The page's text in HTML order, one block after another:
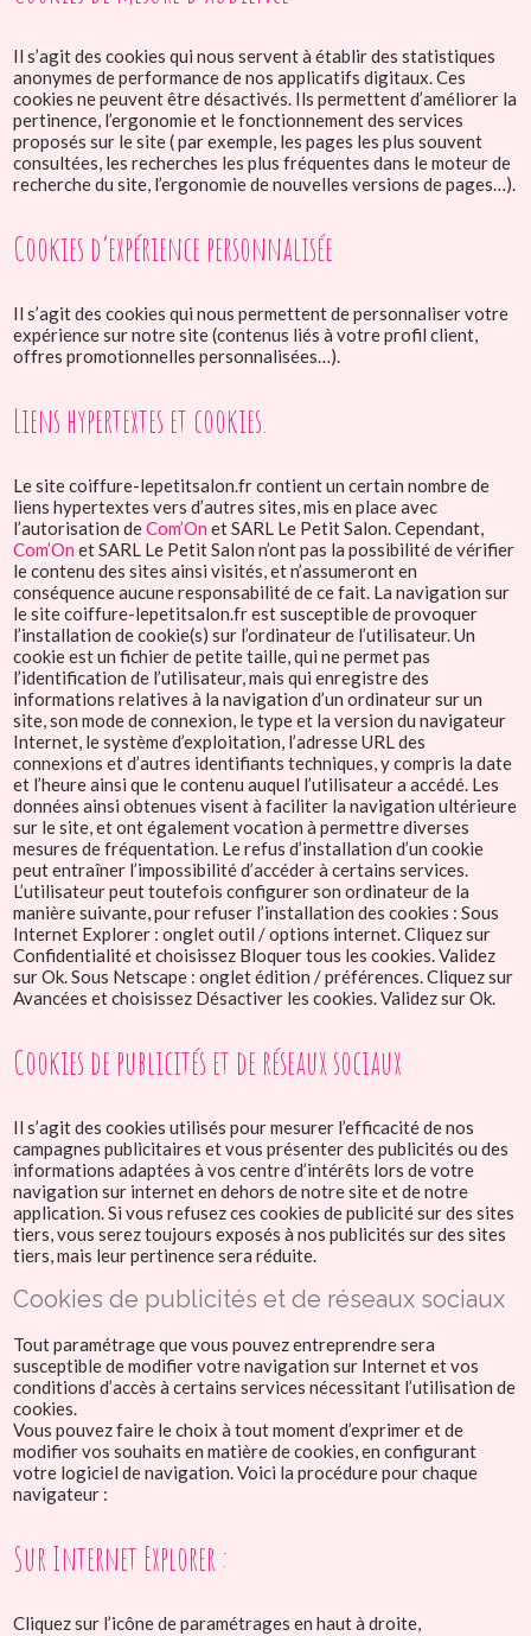
Il s’agit des cookies qui nous servent à établir des statistiques
anonymes de performance de nos applicatifs digitaux. Ces
cookies ne peuvent être désactivés. Ils permettent d’améliorer la
pertinence, l’ergonomie et le fonctionnement des services
proposés sur le site ( par exemple, les pages les plus souvent
consultées, les recherches les plus fréquentes dans le moteur de
recherche du site, l’ergonomie de nouvelles versions de pages…).
Cookies d’expérience personnalisée
Il s’agit des cookies qui nous permettent de personnaliser votre
expérience sur notre site (contenus liés à votre profil client,
offres promotionnelles personnalisées…).
Liens hypertextes et cookies.
Le site coiffure-lepetitsalon.fr contient un certain nombre de
liens hypertextes vers d’autres sites, mis en place avec
l’autorisation deCom’On et SARL Le Petit Salon. Cependant,
Com’On et SARL Le Petit Salon n’ont pas la possibilité de vérifier
le contenu des sites ainsi visités, et n’assumeront en
conséquence aucune responsabilité de ce fait. La navigation sur
le site coiffure-lepetitsalon.fr est susceptible de provoquer
l’installation de cookie(s) sur l’ordinateur de l’utilisateur. Un
cookie est un fichier de petite taille, qui ne permet pas
l’identification de l’utilisateur, mais qui enregistre des
informations relatives à la navigation d’un ordinateur sur un
site, son mode de connexion, le type et la version du navigateur
Internet, le système d’exploitation, l’adresse URL des
connexions et d’autres identifiants techniques, y compris la date
et l’heure ainsi que le contenu auquel l’utilisateur a accédé. Les
données ainsi obtenues visent à faciliter la navigation ultérieure
sur le site, et ont également vocation à permettre diverses
mesures de fréquentation. Le refus d’installation d’un cookie
peut entraîner l’impossibilité d’accéder à certains services.
L’utilisateur peut toutefois configurer son ordinateur de la
manière suivante, pour refuser l’installation des cookies : Sous
Internet Explorer : onglet outil / options internet. Cliquez sur
Confidentialité et choisissez Bloquer tous les cookies. Validez
sur Ok. Sous Netscape : onglet édition / préférences. Cliquez sur
Avancées et choisissez Désactiver les cookies. Validez sur Ok.
Cookies de publicités et de réseaux sociaux
Il s’agit des cookies utilisés pour mesurer l’efficacité de nos
campagnes publicitaires et vous présenter des publicités ou des
informations adaptées à vos centre d’intérêts lors de votre
navigation sur internet en dehors de notre site et de notre
application. Si vous refusez ces cookies de publicité sur des sites
tiers, vous serez toujours exposés à nos publicités sur des sites
tiers, mais leur pertinence sera réduite.
Cookies de publicités et de réseaux sociaux
Tout paramétrage que vous pouvez entreprendre sera
susceptible de modifier votre navigation sur Internet et vos
conditions d’accès à certains services nécessitant l’utilisation de
cookies.
Vous pouvez faire le choix à tout moment d’exprimer et de
modifier vos souhaits en matière de cookies, en configurant
votre logiciel de navigation. Voici la procédure pour chaque
navigateur :
Sur Internet Explorer :
Cliquez sur l’icône de paramétrages en haut à droite,